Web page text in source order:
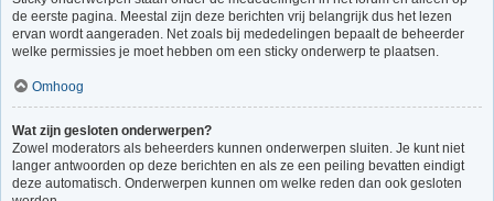
de eerste pagina. Meestal zijn deze berichten vrij belangrijk dus het lezen
ervan wordt aangeraden. Net zoals bij mededelingen bepaalt de beheerder
welke permissies je moet hebben om een sticky onderwerp te plaatsen.
Omhoog
Wat zijn gesloten onderwerpen?
Zowel moderators als beheerders kunnen onderwerpen sluiten. Je kunt niet
langer antwoorden op deze berichten en als ze een peiling bevatten eindigt
deze automatisch. Onderwerpen kunnen om welke reden dan ook gesloten